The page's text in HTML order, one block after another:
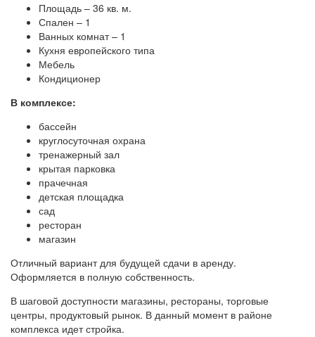
Площадь – 36 кв. м.
Спален – 1
Ванных комнат – 1
Кухня европейского типа
Мебель
Кондиционер
В комплексе:
бассейн
круглосуточная охрана
тренажерный зал
крытая парковка
прачечная
детская площадка
сад
ресторан
магазин
Отличный вариант для будущей сдачи в аренду.
Оформляется в полную собственность.
В шаговой доступности магазины, рестораны, торговые
центры, продуктовый рынок. В данный момент в районе
комплекса идет стройка.